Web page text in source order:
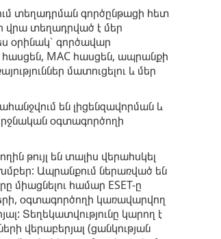
տեղադրման գործընթացի հետ
վրա տեղադրված է մեր
օրինակ՝ գործավար
MAC հասցեն, ապրանքի
մատուցելու և մեր
են լիցենզավորման և
օգտագործողի
թույլ են տալիս վերահսկել
Ապրանքում ներառված են
միացնելու համար ESET-ը
օգտագործողի կառավարվող
Տեղեկատվությունը կարող է
վերաբերյալ (ցանկության